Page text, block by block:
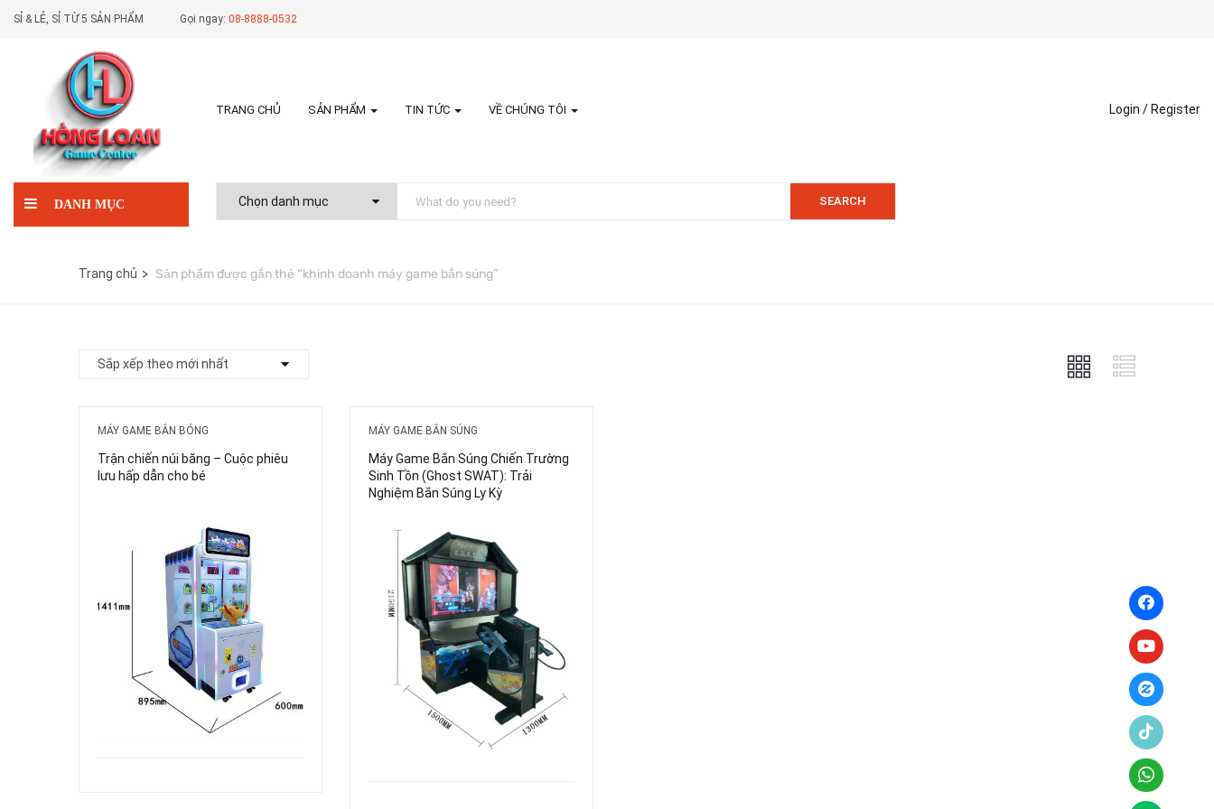
SỈ & LẺ, SỈ TỪ 5 SẢN PHẨM Gọi ngay: 08-8888-0532
TRANG CHỦ SẢN PHẨM TIN TỨC VỀ CHÚNG TÔI Login / Register
DANH MỤC SEARCH
Trang chủ Sản phẩm được gắn thẻ “khinh doanh máy game bắn súng”
MÁY GAME BẮN BÓNG
Trận chiến núi băng – Cuộc phiêu
lưu hấp dẫn cho bé
MÁY GAME BẮN SÚNG
Máy Game Bắn Súng Chiến Trường
Sinh Tồn (Ghost SWAT): Trải
Nghiệm Bắn Súng Ly Kỳ